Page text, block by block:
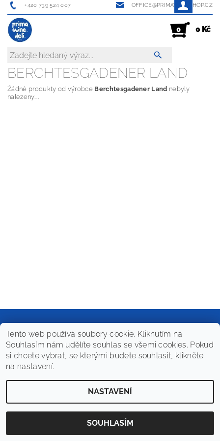
+420 739 524 007 OFFICE@PRIMAWINESHOP.CZ
0 0 Kč
BERCHTESGADENER LAND
Žádné produkty od výrobce Berchtesgadener Land nebyly
nalezeny....
2026 © PrimaWine Shop, všechna práva vyhrazena
Tento web používá soubory cookie. Kliknutím na
Souhlasím nám udělíte souhlas se všemi cookies. Pokud
si chcete vybrat, se kterými budete souhlasit, klikněte
na nastavení.
NASTAVENÍ
SOUHLASÍM